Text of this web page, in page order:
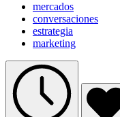
mercados
conversaciones
estrategia
marketing